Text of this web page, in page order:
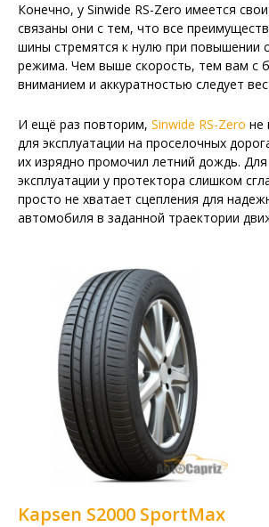
Конечно, у Sinwide RS-Zero имеется
связаны они с тем, что все
шины стремятся к нулю при повышении
режима. Чем выше скорость, тем вам с
вниманием и аккуратностью следует
И ещё раз повторим, Sinwide RS-Zero не
для эксплуатации на проселочных
их изрядно промочил летний дождь. Для
эксплуатации у протектора слишком
просто не хватает сцепления для
автомобиля в заданной траектории
Kapsen S2000 SportMax